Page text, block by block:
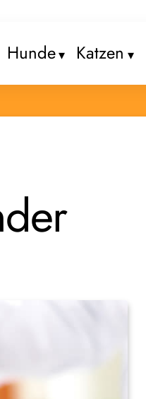
Hunde Katzen